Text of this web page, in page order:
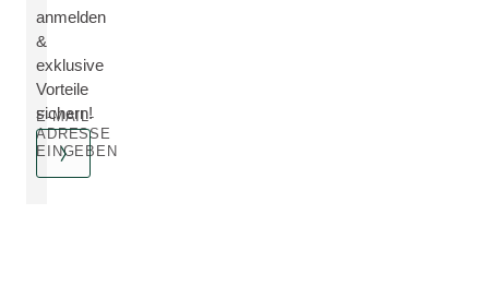
anmelden
&
exklusive
Vorteile
sichern!
E-MAIL-
ADRESSE
EINGEBEN